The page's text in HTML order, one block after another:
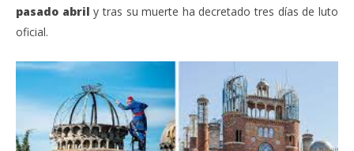
pasado abril y tras su muerte ha decretado tres días de luto
oficial.